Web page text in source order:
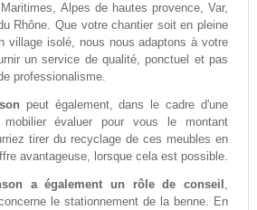
Alpes de hautes provence, Var,
Rhône. Que votre chantier soit en pleine
village isolé, nous nous adaptons à votre
un service de qualité, ponctuel et pas
professionalisme.
peut également, dans le cadre d'une
évaluer pour vous le montant
tirer du recyclage de ces meubles en
avantageuse, lorsque cela est possible.
a également un rôle de conseil ,
le stationnement de la benne. En